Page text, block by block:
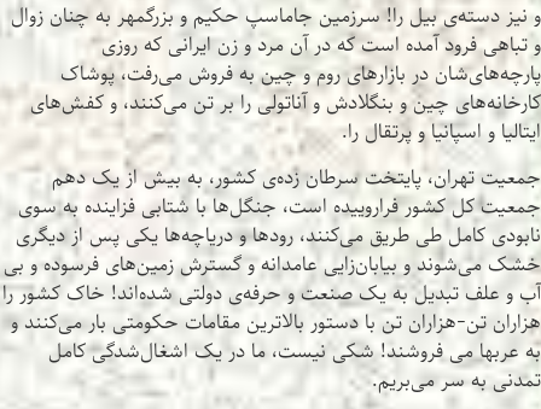
و نیز دسته‌ی بیل را! سرزمین جاماسپ حکیم و بزرگمهر به چنان زوال
و تباهی فرود آمده است که در آن مرد و زن ایرانی که روزی
پارچه‌های‌شان در بازارهای روم و چین به فروش می‌رفت، پوشاک
کارخانه‌های چین و بنگلادش و آناتولی را بر تن می‌کنند، و کفش‌های
ایتالیا و اسپانیا و پرتقال را.
جمعیت تهران، پایتخت سرطان زده‌ی کشور، به بیش از یک دهم
جمعیت کل کشور فراروییده است، جنگل‌ها با شتابی فزاینده به سوی
نابودی کامل طی طریق می‌کنند، رودها و دریاچه‌ها یکی پس از دیگری
خشک می‌شوند و بیابان‌زایی عامدانه و گسترش زمین‌های فرسوده و بی
آب و علف تبدیل به یک صنعت و حرفه‌ی دولتی شده‌اند! خاک کشور را
هزاران تن-هزاران تن با دستور بالاترین مقامات حکومتی بار می‌کنند و
به عربها می فروشند! شکی نیست، ما در یک اشغال‌شدگی کامل
تمدنی به سر می‌بریم.